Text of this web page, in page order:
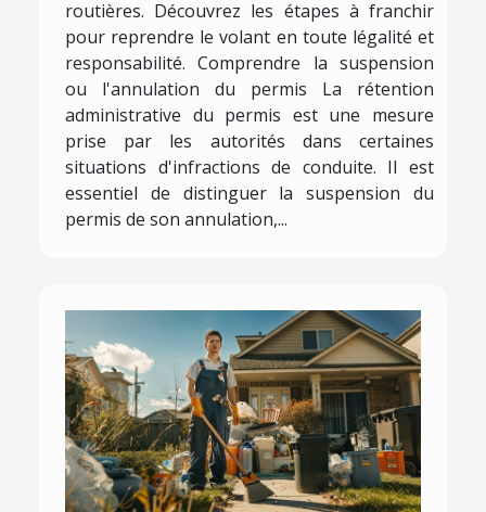
routières. Découvrez les étapes à franchir
pour reprendre le volant en toute légalité et
responsabilité. Comprendre la suspension
ou l'annulation du permis La rétention
administrative du permis est une mesure
prise par les autorités dans certaines
situations d'infractions de conduite. Il est
essentiel de distinguer la suspension du
permis de son annulation,...